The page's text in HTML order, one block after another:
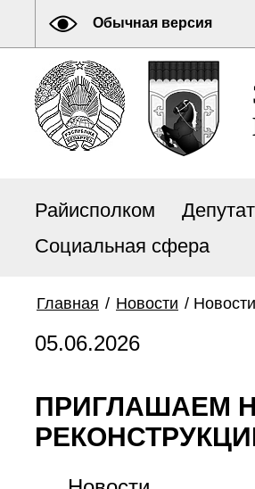
Обычная версия
Райисполком
Социальная сфера
Главная / Новости /
05.06.2026
ПРИГЛАШАЕМ